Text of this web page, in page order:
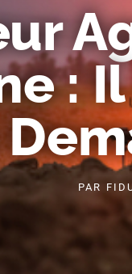
: Il
PAR